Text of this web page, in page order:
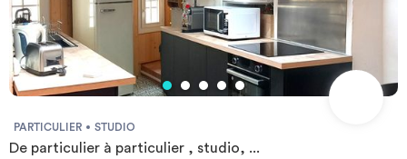
PARTICULIER STUDIO
De particulier à particulier , studio, ...